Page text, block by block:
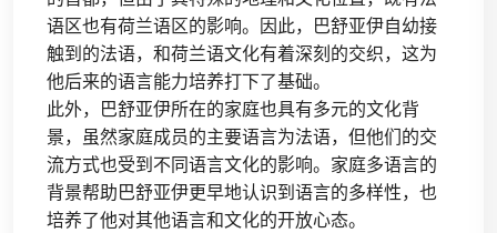
语区也有荷兰语区的影响。因此，巴舒亚伊自幼接
触到的法语，和荷兰语文化有着深刻的交织，这为
他后来的语言能力培养打下了基础。
此外，巴舒亚伊所在的家庭也具有多元的文化背
景，虽然家庭成员的主要语言为法语，但他们的交
流方式也受到不同语言文化的影响。家庭多语言的
背景帮助巴舒亚伊更早地认识到语言的多样性，也
培养了他对其他语言和文化的开放心态。